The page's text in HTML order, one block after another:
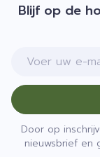
Blijf op de
E-mail adres
Door op
nieuwsbrief en